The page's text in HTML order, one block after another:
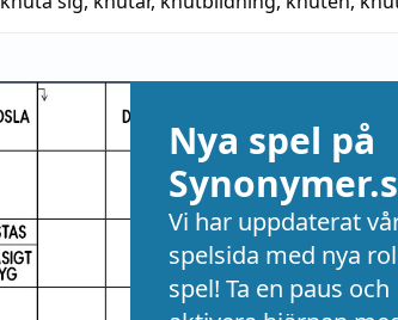
Nya spel på
Vi har uppdaterat
spelsida med nya
spel! Ta en paus och